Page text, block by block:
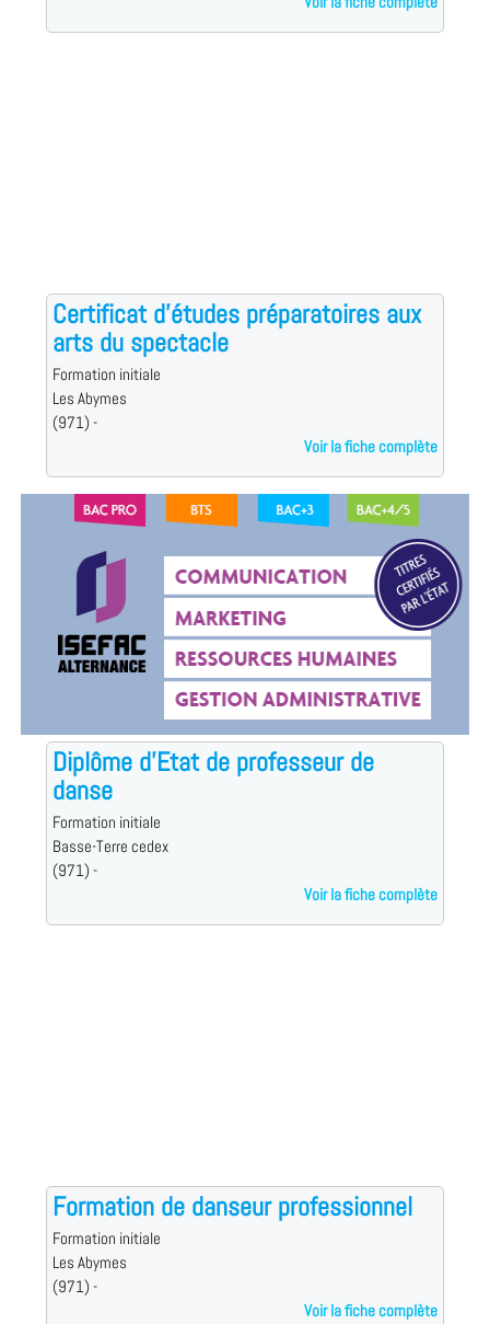
Certificat d'études préparatoires aux
arts du spectacle
Formation initiale
Les Abymes
(971) -
Voir la fiche complète
Diplôme d'Etat de professeur de
danse
Formation initiale
Basse-Terre cedex
(971) -
Voir la fiche complète
Formation de danseur professionnel
Formation initiale
Les Abymes
(971) -
Voir la fiche complète